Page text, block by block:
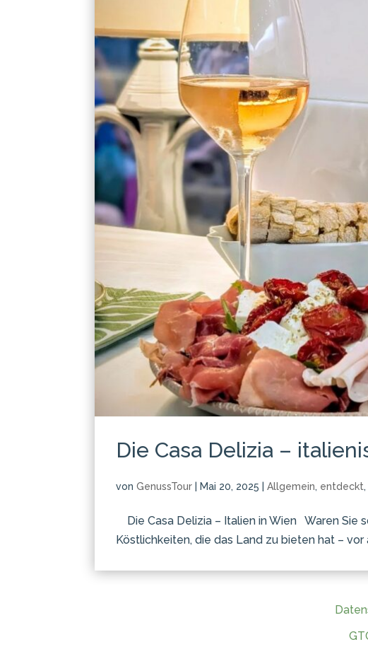
Die Casa Delizia –
vonGenussTour Mai 20, 2025 |Allgemein, entdeckt,
Die Casa Delizia – Italien in Wien Waren Sie
Köstlichkeiten, die das Land zu bieten hat – vor